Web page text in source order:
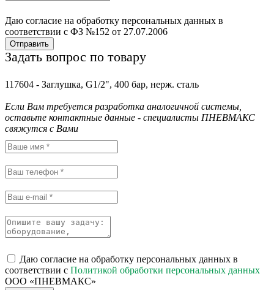
Даю согласие на обработку персональных данных в
соответствии с ФЗ №152 от 27.07.2006
Отправить
Задать вопрос по товару
117604 - Заглушка, G1/2", 400 бар, нерж. сталь
Если Вам требуется разработка аналогичной системы,
оставьте контактные данные - специалисты ПНЕВМАКС
свяжутся с Вами
Даю согласие на обработку персональных данных в
соответствии с Политикой обработки персональных данных
ООО «ПНЕВМАКС»